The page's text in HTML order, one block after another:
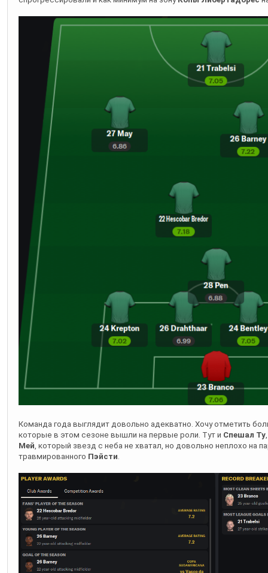
Команда года выглядит довольно адекватно. Хочу отметить
которые в этом сезоне вышли на первые роли. Тут и Спешал Ту
Мей, который звезд с неба не хватал, но довольно неплохо на
травмированного Пэйсти.